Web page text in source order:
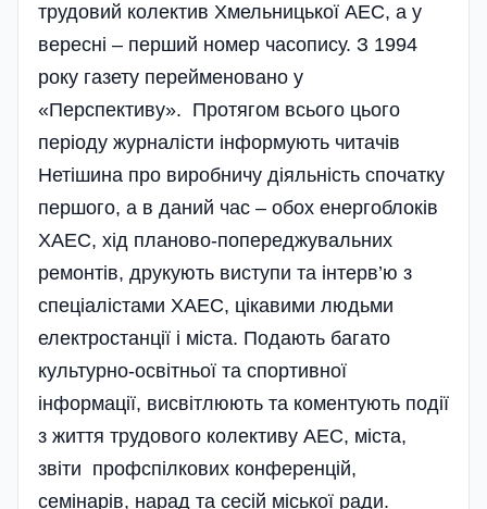
трудовий колектив Хмельницької АЕС, а у
вересні – перший номер часопису. З 1994
року газету перейменовано у
«Перспективу». Протягом всього цього
періоду журналісти інформують читачів
Нетішина про виробничу діяльність спочатку
першого, а в даний час – обох енергоблоків
ХАЕС, хід планово-попереджувальних
ремонтів, друкують виступи та інтерв’ю з
спеціалістами ХАЕС, цікавими людьми
електростанції і міста. Подають багато
культурно-освітньої та спортивної
інформації, висвітлюють та коментують події
з життя трудового колективу АЕС, міста,
звіти профспілкових конференцій,
семінарів, нарад та сесій міської ради.